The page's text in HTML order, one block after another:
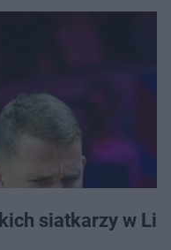
siatkarzy w